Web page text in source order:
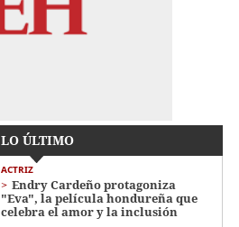
LO ÚLTIMO
ACTRIZ
Endry Cardeño protagoniza
"Eva", la película hondureña que
celebra el amor y la inclusión